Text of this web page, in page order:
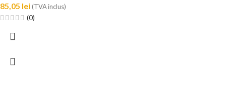
85,05 lei (TVA inclus)
(0)